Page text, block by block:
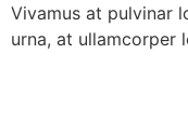
Vivamus at pulvinar
urna, at ullamcorper